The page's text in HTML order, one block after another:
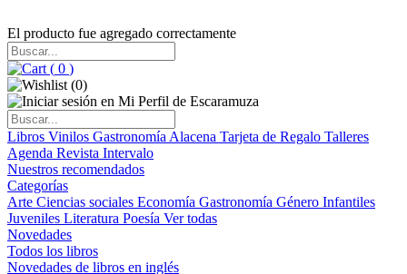
El producto fue agregado correctamente
( 0 )
(0)
Libros Vinilos Gastronomía Alacena Tarjeta de Regalo Talleres
Agenda Revista Intervalo
Nuestros recomendados
Categorías
Arte Ciencias sociales Economía Gastronomía Género Infantiles
Juveniles Literatura Poesía Ver todas
Novedades
Todos los libros
Novedades de libros en inglés